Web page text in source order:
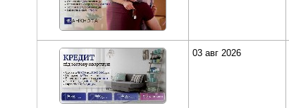
03 авг 2026